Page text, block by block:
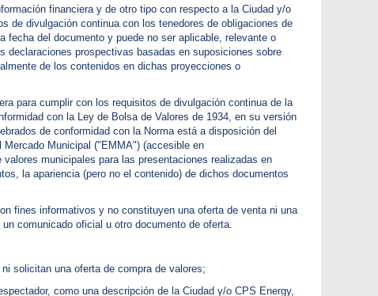
Contraseña?
¿Necesita ayuda?
Formas de Pagar
Reconexión del Servicio
Entienda su Factura
Centro de Apagones
financiera y de otro tipo con respecto a la Ciudad y/o
de divulgación continua con los tenedores de obligaciones de
del documento y puede no ser aplicable, relevante o
prospectivas basadas en suposiciones sobre
de los contenidos en dichas proyecciones o
para cumplir con los requisitos de divulgación continua de la
con la Ley de Bolsa de Valores de 1934, en su versión
de conformidad con la Norma está a disposición del
Municipal ("EMMA") (accesible en
municipales para las presentaciones realizadas en
la apariencia (pero no el contenido) de dichos documentos
fines informativos y no constituyen una oferta de venta ni una
comunicado oficial u otro documento de oferta.
solicitan una oferta de compra de valores;
como una descripción de la Ciudad y/o CPS Energy,